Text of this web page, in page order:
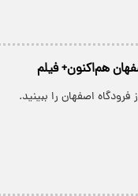
هم‌اکنون+ فیلم
اصفهان را ببینید.